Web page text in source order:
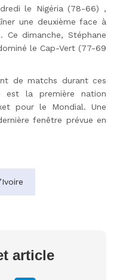
le Nigéria (78-66) ,
une deuxième face à
Ce dimanche, Stéphane
le Cap-Vert (77-69
de matchs durant ces
est la première nation
pour le Mondial. Une
fenêtre prévue en
article